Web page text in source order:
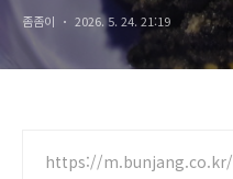
좀좀이 2026. 5. 24. 21:19
https://m.bunjang.co.kr/